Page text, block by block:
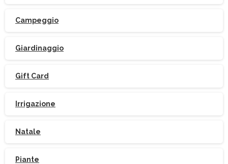
Campeggio
Giardinaggio
Gift Card
Irrigazione
Natale
Piante
Iscriviti